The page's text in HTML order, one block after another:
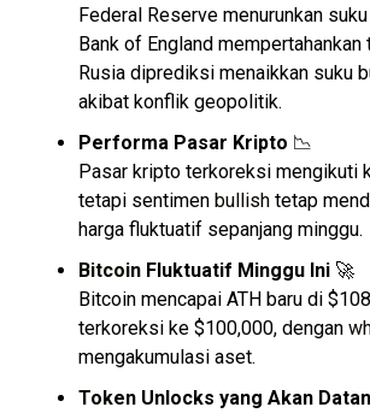
Federal Reserve menurunkan
Bank of England mempertahankan
Rusia diprediksi menaikkan suku
akibat konflik geopolitik.
Performa Pasar Kripto 📉
Pasar kripto terkoreksi mengikuti
tetapi sentimen bullish tetap
harga fluktuatif sepanjang minggu.
Bitcoin Fluktuatif Minggu Ini 🚀
Bitcoin mencapai ATH baru di
terkoreksi ke $100,000, dengan
mengakumulasi aset.
Token Unlocks yang Akan